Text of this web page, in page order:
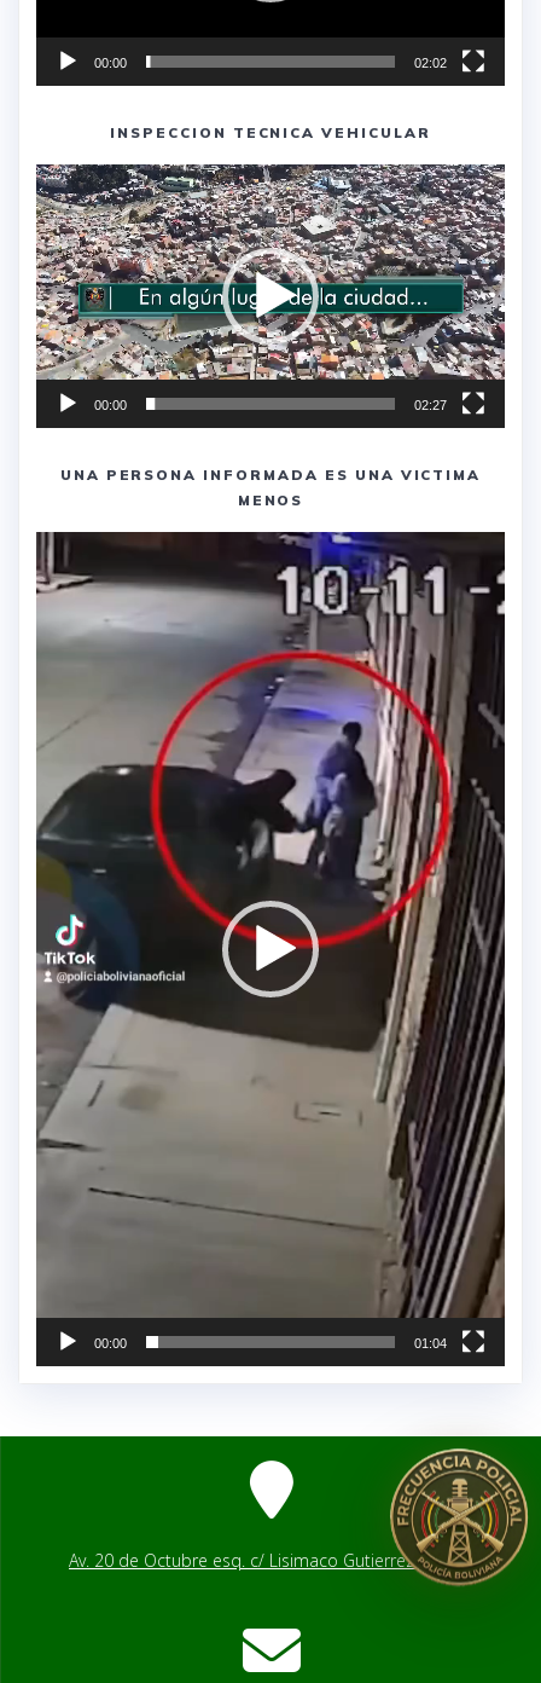
00:00 02:02
INSPECCION TECNICA VEHICULAR
Reproductor
de
vídeo
00:00 02:27
UNA PERSONA INFORMADA ES UNA VICTIMA
MENOS
Reproductor
de
vídeo
00:00 01:04
Av. 20 de Octubre esq. c/ Lisimaco Gutierrez # 2541